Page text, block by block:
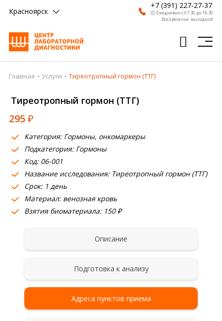
Красноярск
+7 (391) 227-27-37
🕗 Ежедневно с 07:30 до 18:30
Воскресенье: выходной
Главная
Анализы
Врачи
Получить результат
Пациентам
О компании
Где сдать
Главная Услуги Тиреотропный гормон (ТТГ)
Тиреотропный гормон (ТТГ)
295₽
Категория: Гормоны, онкомаркеры
Подкатегория: Гормоны
Код: 06-001
Название исследования: Тиреотропный гормон (ТТГ)
Срок: 1 день
Материал: венозная кровь
Взятия биоматериала: 150 ₽
Описание
Подготовка к анализу
Адреса пунктов приема